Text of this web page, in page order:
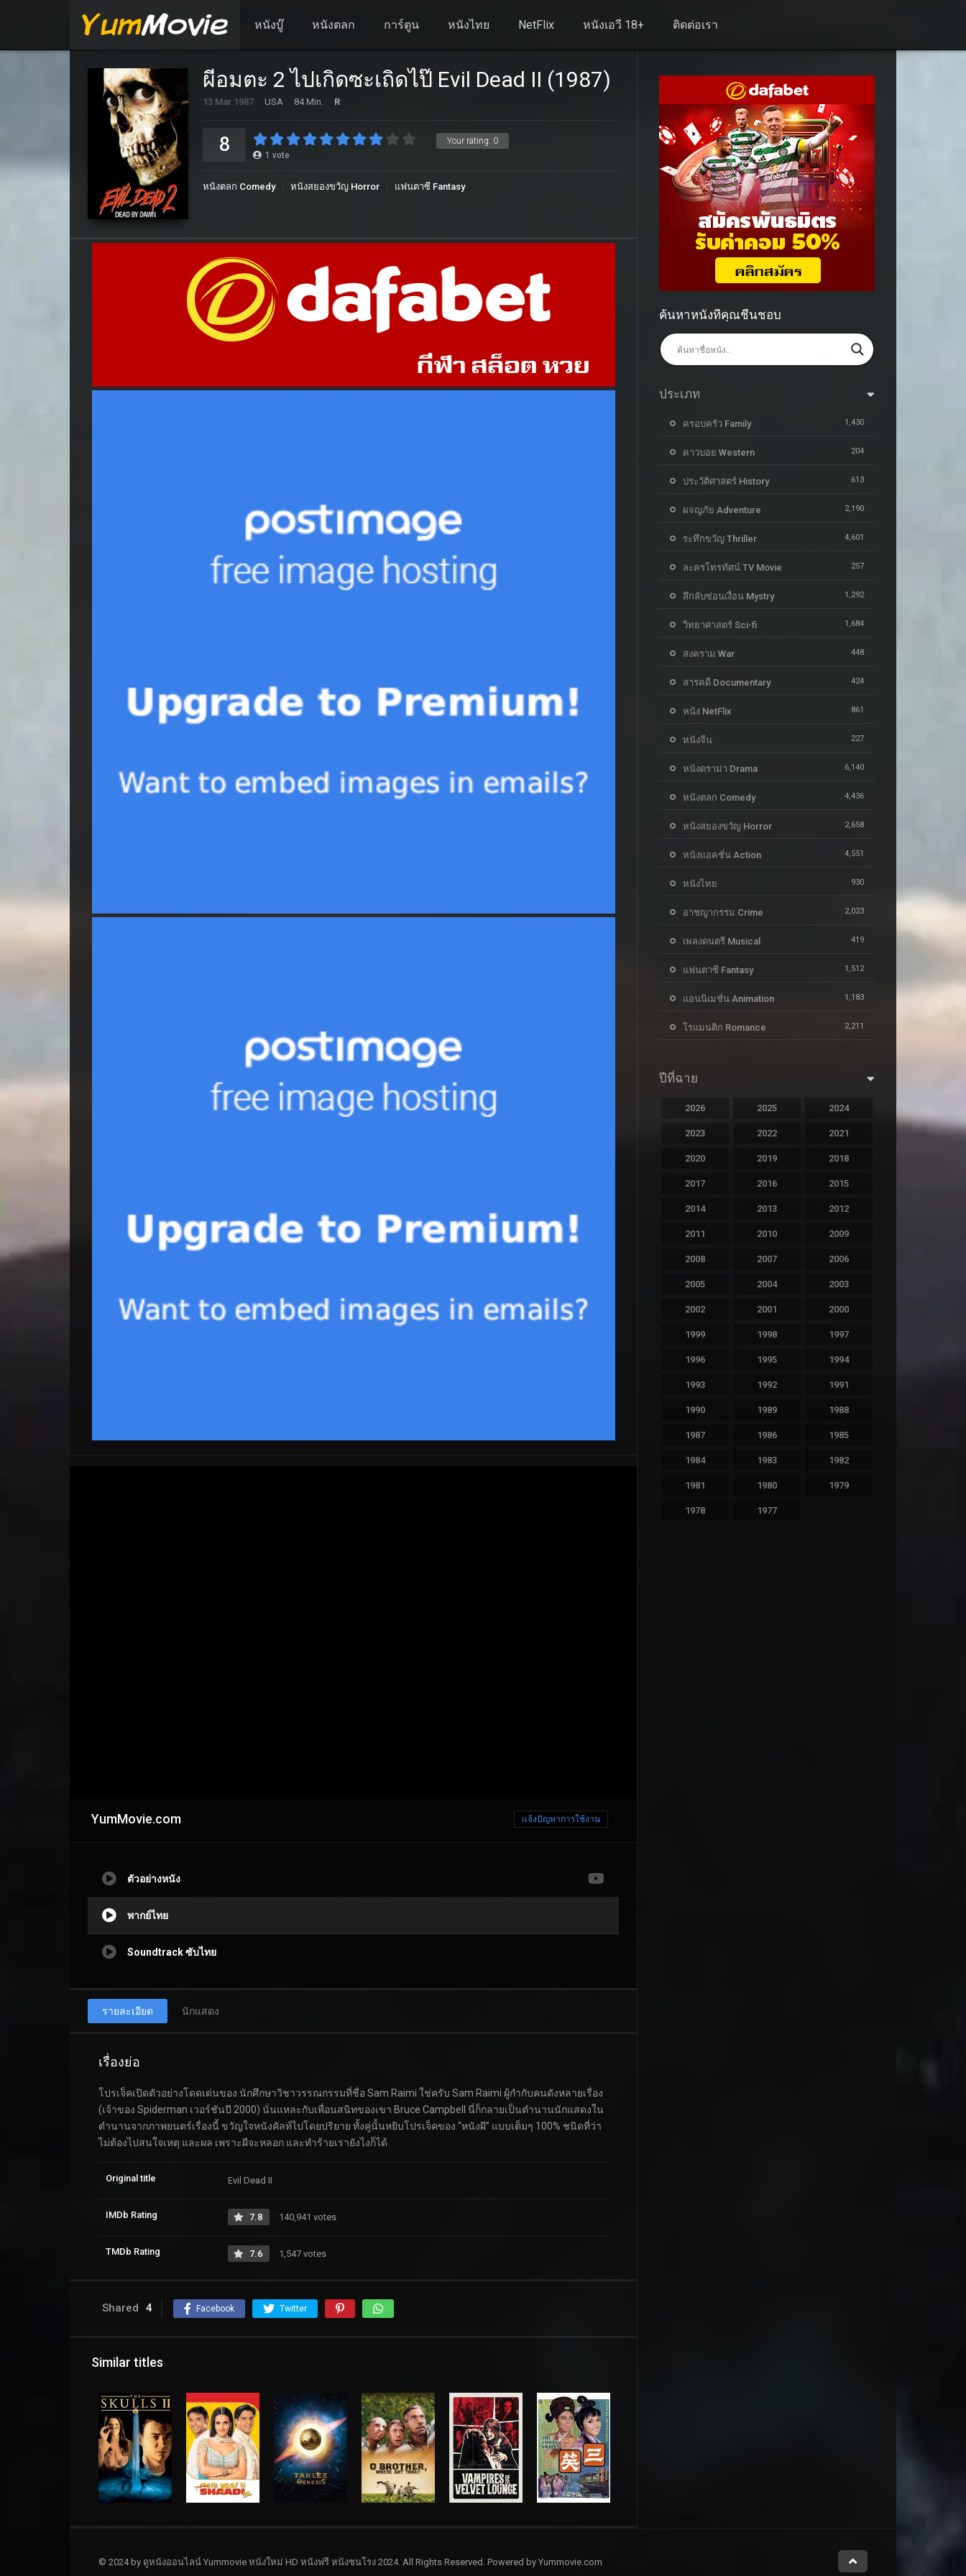
หนังบู๊ หนังตลก การ์ตูน หนังไทย NetFlix หนังเอวี 18+ ติดต่อเรา
ผีอมตะ 2 ไปเกิดซะเถิดไป๊ Evil Dead II (1987)
13 Mar 1987 USA 84 Min. R
Your rating: 0
8 1 vote
หนังตลก Comedy หนังสยองขวัญ Horror แฟนตาซี Fantasy
YumMovie.com แจ้งปัญหาการใช้งาน
ตัวอย่างหนัง
พากย์ไทย
Soundtrack ซับไทย
รายละเอียด นักแสดง
เรื่องย่อ
โปรเจ็คเปิดตัวอย่างโดดเด่นของ นักศึกษาวิชาวรรณกรรมที่ชื่อ Sam Raimi ใช่ครับ Sam Raimi ผู้กำกับคนดังหลายเรื่อง
(เจ้าของ Spiderman เวอร์ชันปี 2000) นั่นแหละกับเพื่อนสนิทของเขา Bruce Campbell นี่ก็กลายเป็นตำนานนักแสดงใน
ตำนานจากภาพยนตร์เรื่องนี้ ขวัญใจหนังคัลท์ไปโดยปริยาย ทั้งคู่นั้นหยิบโปรเจ็คของ “หนังผี” แบบเต็มๆ 100% ชนิดที่ว่า
ไม่ต้องไปสนใจเหตุ และผล เพราะผีจะหลอก และทำร้ายเรายังไงก็ได้
Original title Evil Dead II
IMDb Rating 7.8 140,941 votes
TMDb Rating 7.6 1,547 votes
Shared 4 Facebook Twitter
Similar titles
ค้นหาหนังที่คุณชื่นชอบ
ประเภท
ครอบครัว Family 1,430
คาวบอย Western 204
ประวัติศาสตร์ History 613
ผจญภัย Adventure 2,190
ระทึกขวัญ Thriller 4,601
ละครโทรทัศน์ TV Movie 257
ลึกลับซ่อนเงื่อน Mystry 1,292
วิทยาศาสตร์ Sci-fi 1,684
สงคราม War 448
สารคดี Documentary 424
หนัง NetFlix 861
หนังจีน 227
หนังดราม่า Drama 6,140
หนังตลก Comedy 4,436
หนังสยองขวัญ Horror 2,658
หนังแอคชั่น Action 4,551
หนังไทย 930
อาชญากรรม Crime 2,023
เพลงดนตรี Musical 419
แฟนตาซี Fantasy 1,512
แอนนิเมชั่น Animation 1,183
โรแมนติก Romance 2,211
ปีที่ฉาย
2026 2025 2024
2023 2022 2021
2020 2019 2018
2017 2016 2015
2014 2013 2012
2011 2010 2009
2008 2007 2006
2005 2004 2003
2002 2001 2000
1999 1998 1997
1996 1995 1994
1993 1992 1991
1990 1989 1988
1987 1986 1985
1984 1983 1982
1981 1980 1979
1978 1977
© 2024 by ดูหนังออนไลน์ Yummovie หนังใหม่ HD หนังฟรี หนังชนโรง 2024. All Rights Reserved. Powered by Yummovie.com